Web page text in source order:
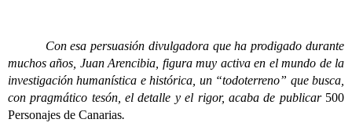
Con esa persuasión divulgadora que ha prodigado durante
muchos años, Juan Arencibia, figura muy activa en el mundo de la
investigación humanística e histórica, un “todoterreno” que busca,
con pragmático tesón, el detalle y el rigor, acaba de publicar 500
Personajes de Canarias.